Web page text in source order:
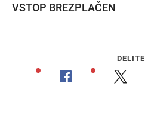
VSTOP BREZPLAČEN
DELITE